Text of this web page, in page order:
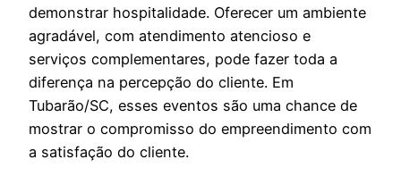
demonstrar hospitalidade. Oferecer um ambiente
agradável, com atendimento atencioso e
serviços complementares, pode fazer toda a
diferença na percepção do cliente. Em
Tubarão/SC, esses eventos são uma chance de
mostrar o compromisso do empreendimento com
a satisfação do cliente.